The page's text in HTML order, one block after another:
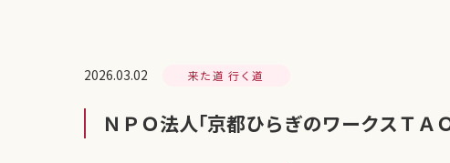
2026.03.02 来た道 行く道
ＮＰＯ法人｢京都ひらぎのワークスＴ